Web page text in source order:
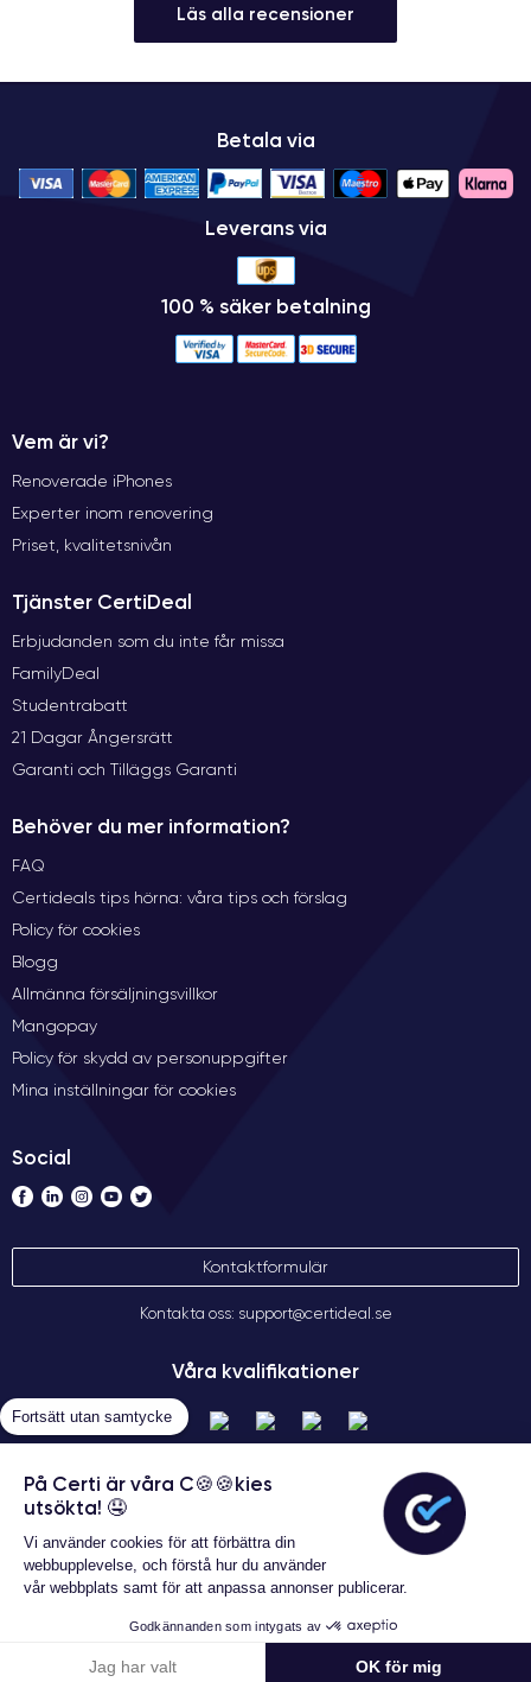
Garanterat 24 månader
5 885 kr Lägg i varukorgen
Läs alla recensioner
Betala via
Leverans via
100 % säker betalning
Vem är vi?
Renoverade iPhones
Experter inom renovering
Priset, kvalitetsnivån
Tjänster CertiDeal
Erbjudanden som du inte får missa
FamilyDeal
Studentrabatt
21 Dagar Ångersrätt
Garanti och Tilläggs Garanti
Behöver du mer information?
FAQ
Certideals tips hörna: våra tips och förslag
Policy för cookies
Blogg
Allmänna försäljningsvillkor
Mangopay
Policy för skydd av personuppgifter
Mina inställningar för cookies
Social
Kontaktformulär
Kontakta oss: support@certideal.se
Våra kvalifikationer
Allmänna försäljningsvillkor
förbehållna
Fortsätt utan samtycke
På Certi är våra C🍪🍪kies
utsökta! 🤤
Vi använder cookies för att förbättra din
webbupplevelse, och förstå hur du använder
vår webbplats samt för att anpassa annonser publicerar.
Godkännanden som intygats av
Jag har valt OK för mig